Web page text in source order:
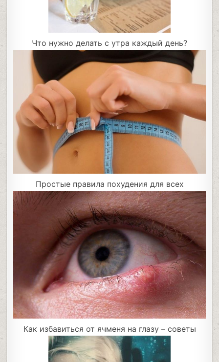
Что нужно делать с утра каждый день?
Простые правила похудения для всех
Как избавиться от ячменя на глазу – советы